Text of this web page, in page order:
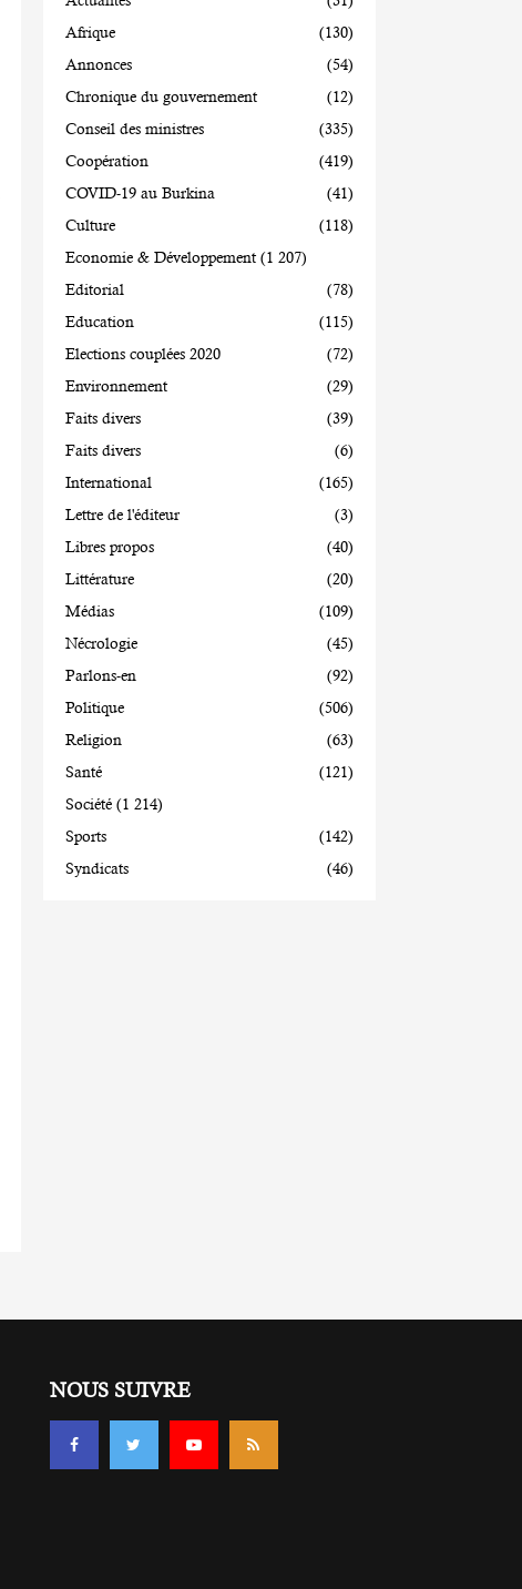
Afrique
(130)
Annonces
(54)
Chronique du gouvernement
(12)
Conseil des ministres
(335)
Coopération
(419)
COVID-19 au Burkina
(41)
Culture
(118)
Economie & Développement (1 207)
Editorial
(78)
Education
(115)
Elections couplées 2020
(72)
Environnement
(29)
Faits divers
(39)
Faits divers
(6)
International
(165)
Lettre de l'éditeur
(3)
Libres propos
(40)
Littérature
(20)
Médias
(109)
Nécrologie
(45)
Parlons-en
(92)
Politique
(506)
Religion
(63)
Santé
(121)
Société (1 214)
Sports
(142)
Syndicats
(46)
NOUS SUIVRE